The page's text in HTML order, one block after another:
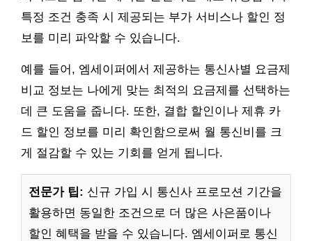
특정 조건 충족 시 제공되는 부가 서비스나 할인 정
보를 미리 파악할 수 있습니다.
예를 들어, 엠세이퍼에서 제공하는 통신사별 요금제
비교 정보는 나에게 맞는 최적의 요금제를 선택하는
데 큰 도움을 줍니다. 또한, 결합 할인이나 제휴 카
드 할인 정보를 미리 확인함으로써 월 통신비를 크
게 절감할 수 있는 기회를 얻게 됩니다.
전문가 팁: 신규 가입 시 통신사 프로모션 기간을
활용하면 동일한 조건으로 더 많은 사은품이나
할인 혜택을 받을 수 있습니다. 엠세이퍼로 통신